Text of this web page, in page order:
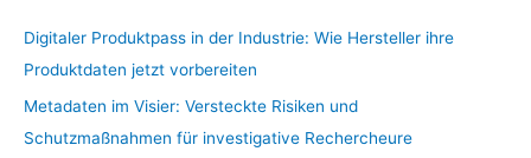
Digitaler Produktpass in der Industrie: Wie Hersteller ihre
Produktdaten jetzt vorbereiten
Metadaten im Visier: Versteckte Risiken und
Schutzmaßnahmen für investigative Rechercheure